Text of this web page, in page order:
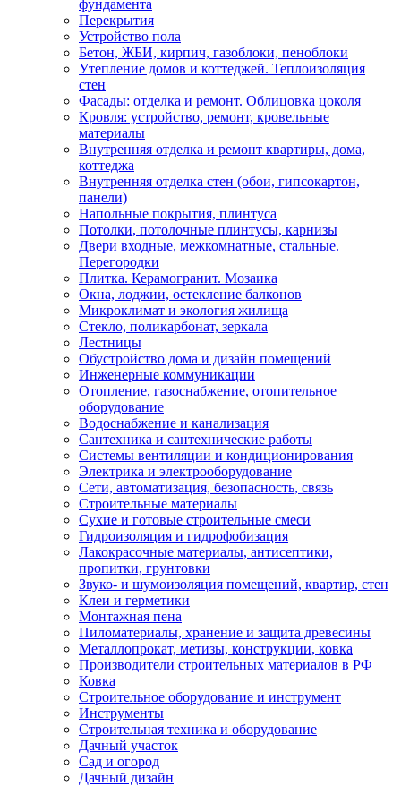
фундамента
Перекрытия
Устройство пола
Бетон, ЖБИ, кирпич, газоблоки, пеноблоки
Утепление домов и коттеджей. Теплоизоляция
стен
Фасады: отделка и ремонт. Облицовка цоколя
Кровля: устройство, ремонт, кровельные
материалы
Внутренняя отделка и ремонт квартиры, дома,
коттеджа
Внутренняя отделка стен (обои, гипсокартон,
панели)
Напольные покрытия, плинтуса
Потолки, потолочные плинтусы, карнизы
Двери входные, межкомнатные, стальные.
Перегородки
Плитка. Керамогранит. Мозаика
Окна, лоджии, остекление балконов
Микроклимат и экология жилища
Стекло, поликарбонат, зеркала
Лестницы
Обустройство дома и дизайн помещений
Инженерные коммуникации
Отопление, газоснабжение, отопительное
оборудование
Водоснабжение и канализация
Сантехника и сантехнические работы
Системы вентиляции и кондиционирования
Электрика и электрооборудование
Сети, автоматизация, безопасность, связь
Строительные материалы
Сухие и готовые строительные смеси
Гидроизоляция и гидрофобизация
Лакокрасочные материалы, антисептики,
пропитки, грунтовки
Звуко- и шумоизоляция помещений, квартир, стен
Клеи и герметики
Монтажная пена
Пиломатериалы, хранение и защита древесины
Металлопрокат, метизы, конструкции, ковка
Производители строительных материалов в РФ
Ковка
Строительное оборудование и инструмент
Инструменты
Строительная техника и оборудование
Дачный участок
Сад и огород
Дачный дизайн